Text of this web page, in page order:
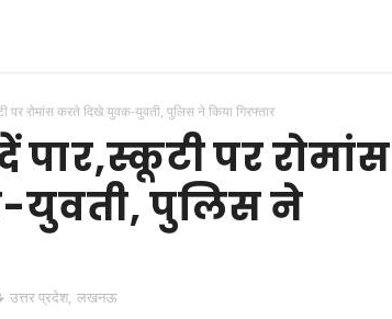
पर रोमांस करते दिखे युवक-युवती, पुलिस ने किया गिरफ्तार
पार,स्कूटी पर रोमांस
पुलिस ने
उत्तर प्रदेश, लखनऊ